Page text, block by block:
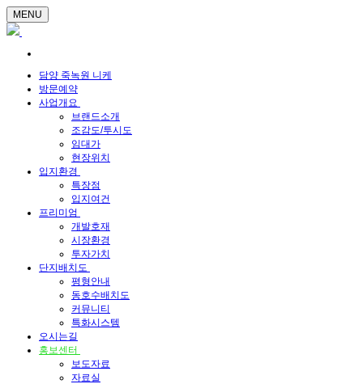
MENU
담양 죽녹원 니케
방문예약
사업개요
브랜드소개
조감도/투시도
임대가
현장위치
입지환경
특장점
입지여건
프리미엄
개발호재
시장환경
투자가치
단지배치도
평형안내
동호수배치도
커뮤니티
특화시스템
오시는길
홍보센터
보도자료
자료실